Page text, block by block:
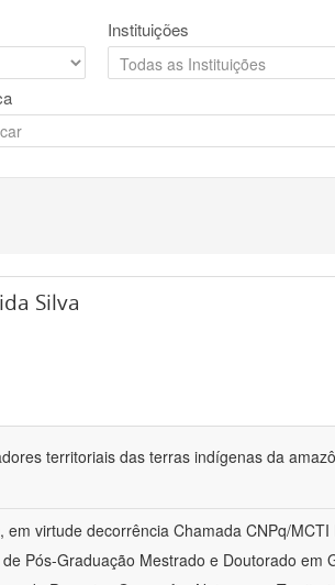
Instituições
Silva
territoriais das terras indígenas da
virtude decorrência Chamada CNPq/MCTI
Pós-Graduação Mestrado e Doutorado em